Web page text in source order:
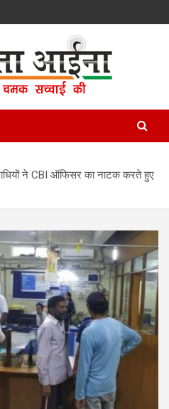
Aina
ने CBI ऑफिसर का नाटक करते हुए